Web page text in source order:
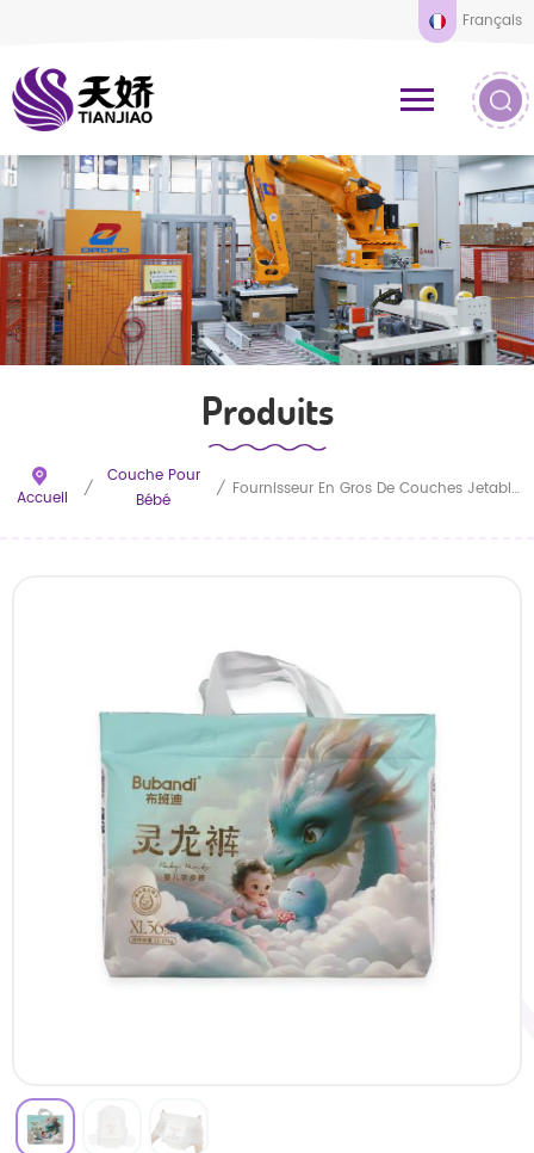
Français
Produits
Accueil /
Couche Pour
Bébé
/ Fournisseur En Gros De Couches Jetables Pour Bébés OEM/ODM De Qualité Supérieure Pour Bébés En Bonne Santé